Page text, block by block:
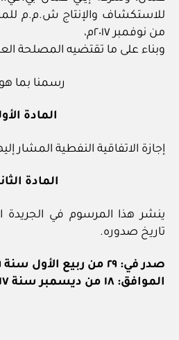
من نوفمبر ٢٠١٧م،
وبناء على ما تقتضيه المصلحة
رسمنا بما
المادة
إجازة الاتفاقية النفطية المشار
المادة
ينشر هذا المرسوم في
تاريخ صدوره.
صدر في: ٢٩ من ربيع الأول سنة ١٤٣٩هـ
الموافق: ١٨ من ديسمبر سنة ٢٠١٧م